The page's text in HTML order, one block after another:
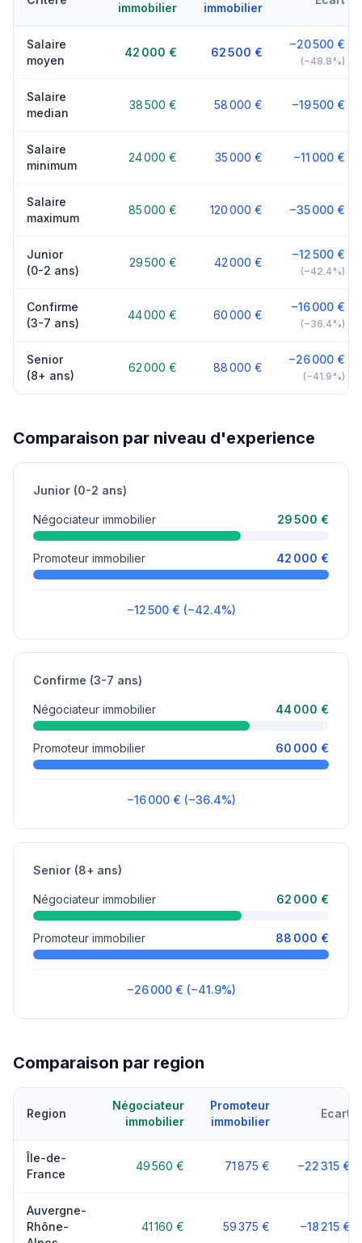
immobilier
immobilier
Salaire
moyen
42 000 € 62 500 €
−20 500 €
(−48.8%)
Salaire
median
38 500 € 58 000 € −19 500 €
Salaire
minimum
24 000 € 35 000 € −11 000 €
Salaire
maximum
85 000 € 120 000 € −35 000 €
Junior
(0-2 ans)
29 500 € 42 000 €
−12 500 €
(−42.4%)
Confirme
(3-7 ans)
44 000 € 60 000 €
−16 000 €
(−36.4%)
Senior
(8+ ans)
62 000 € 88 000 €
−26 000 €
(−41.9%)
Comparaison par niveau d'experience
Junior (0-2 ans)
Négociateur immobilier 29 500 €
Promoteur immobilier 42 000 €
−12 500 € (−42.4%)
Confirme (3-7 ans)
Négociateur immobilier 44 000 €
Promoteur immobilier 60 000 €
−16 000 € (−36.4%)
Senior (8+ ans)
Négociateur immobilier 62 000 €
Promoteur immobilier 88 000 €
−26 000 € (−41.9%)
Comparaison par region
Region
Négociateur
immobilier
Promoteur
immobilier
Ecart
Île-de-
France
49 560 € 71 875 € −22 315 €
Auvergne-
Rhône-
41 160 € 59 375 € −18 215 €